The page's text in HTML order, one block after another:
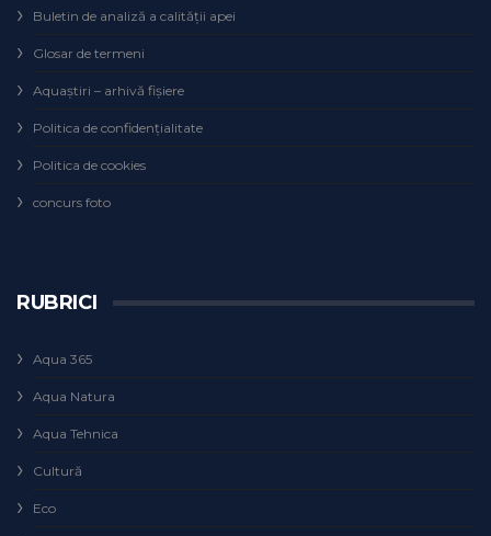
Buletin de analiză a calităţii apei
Glosar de termeni
Aquaștiri – arhivă fișiere
Politica de confidențialitate
Politica de cookies
concurs foto
RUBRICI
Aqua 365
Aqua Natura
Aqua Tehnica
Cultură
Eco